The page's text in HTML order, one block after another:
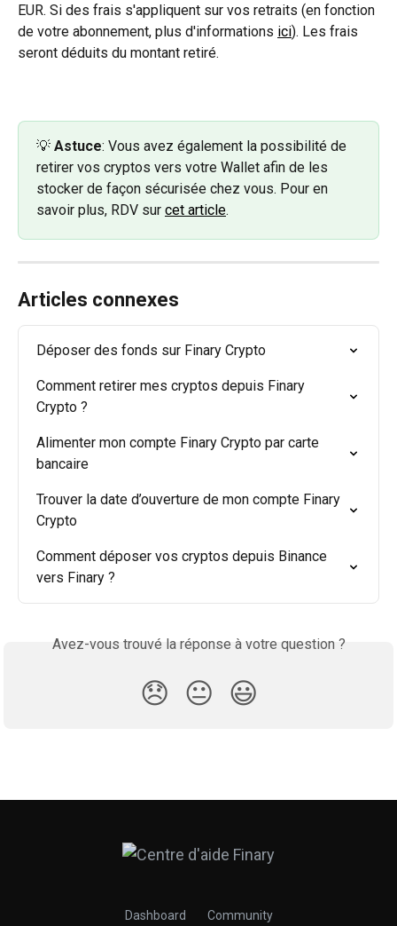
EUR. Si des frais s'appliquent sur vos retraits (en fonction
de votre abonnement, plus d'informations ici). Les frais
seront déduits du montant retiré.
💡 Astuce: Vous avez également la possibilité de
retirer vos cryptos vers votre Wallet afin de les
stocker de façon sécurisée chez vous. Pour en
savoir plus, RDV sur cet article.
Articles connexes
Déposer des fonds sur Finary Crypto
Comment retirer mes cryptos depuis Finary
Crypto ?
Alimenter mon compte Finary Crypto par carte
bancaire
Trouver la date d’ouverture de mon compte Finary
Crypto
Comment déposer vos cryptos depuis Binance
vers Finary ?
Avez-vous trouvé la réponse à votre question ?
😞 😐 😃
Dashboard Community